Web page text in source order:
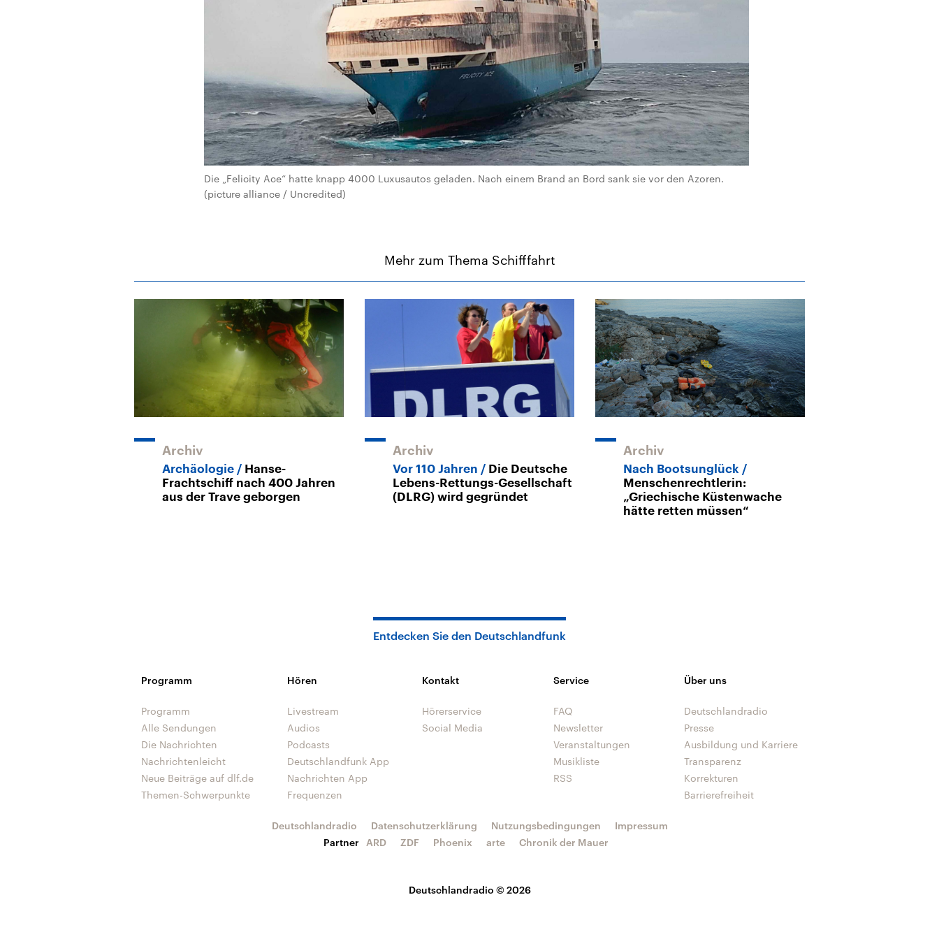
Die „Felicity Ace“ hatte knapp 4000 Luxusautos geladen. Nach einem Brand an Bord sank sie vor den Azoren.
(picture alliance / Uncredited)
Mehr zum Thema Schifffahrt
Archiv
Archäologie
Hanse-
Frachtschiff nach 400 Jahren
aus der Trave geborgen
Archiv
Vor 110 Jahren
Die Deutsche
Lebens-Rettungs-Gesellschaft
(DLRG) wird gegründet
Archiv
Nach Bootsunglück
Menschenrechtlerin:
„Griechische Küstenwache
hätte retten müssen“
Entdecken Sie den Deutschlandfunk
Programm
Programm
Alle Sendungen
Die Nachrichten
Nachrichtenleicht
Neue Beiträge auf dlf.de
Themen-Schwerpunkte
Hören
Livestream
Audios
Podcasts
Deutschlandfunk App
Nachrichten App
Frequenzen
Kontakt
Hörerservice
Social Media
Service
FAQ
Newsletter
Veranstaltungen
Musikliste
RSS
Über uns
Deutschlandradio
Presse
Ausbildung und Karriere
Transparenz
Korrekturen
Barrierefreiheit
Deutschlandradio © 2026
Deutschlandradio Datenschutzerklärung Nutzungsbedingungen
Impressum
Partner
ARD ZDF Phoenix arte Chronik der Mauer